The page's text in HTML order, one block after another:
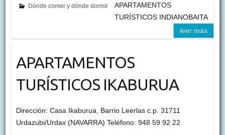
Dónde comer y dónde dormir
APARTAMENTOS
TURÍSTICOS INDIANOBAITA
leer más
APARTAMENTOS
TURÍSTICOS IKABURUA
Dirección: Casa Ikaburua, Barrio Leerlas c.p. 31711
Urdazubi/Urdax (NAVARRA) Teléfono: 948 59 92 22